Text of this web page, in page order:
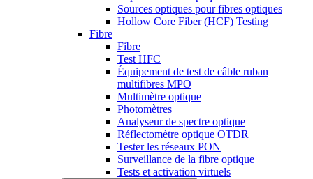
Sources optiques pour fibres optiques
Hollow Core Fiber (HCF) Testing
Fibre
Fibre
Test HFC
Équipement de test de câble ruban
multifibres MPO
Multimètre optique
Photomètres
Analyseur de spectre optique
Réflectomètre optique OTDR
Tester les réseaux PON
Surveillance de la fibre optique
Tests et activation virtuels